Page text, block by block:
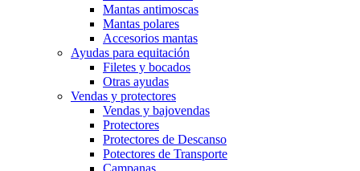
Mantas antimoscas
Mantas polares
Accesorios mantas
Ayudas para equitación
Filetes y bocados
Otras ayudas
Vendas y protectores
Vendas y bajovendas
Protectores
Protectores de Descanso
Potectores de Transporte
Campanas